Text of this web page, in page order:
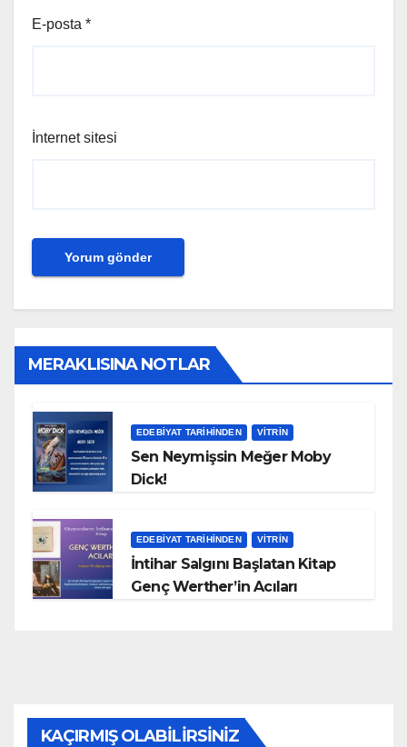
E-posta *
İnternet sitesi
MERAKLISINA NOTLAR
EDEBIYAT TARIHINDEN VITRIN
Sen Neymişsin Meğer Moby
Dick!
EDEBIYAT TARIHINDEN VITRIN
İntihar Salgını Başlatan Kitap
Genç Werther’in Acıları
KAÇIRMIŞ OLABILIRSINIZ